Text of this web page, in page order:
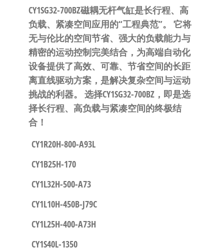
CY1SG32-700BZ磁耦无杆气缸是长行程、高
负载、紧凑空间应用的“工程典范”。
​ 它将
无与伦比的空间节省、强大的负载能力与
精密的运动控制完美结合，为高端自动化
设备提供了高效、可靠、节省空间的长距
离直线驱动方案，是解决复杂空间与运动
挑战的利器。 选择CY1SG32-700BZ，即是选
择长行程、高负载与紧凑空间的终极结
合！
CY1R20H-800-A93L
CY1B25H-170
CY1L32H-500-A73
CY1L10H-450B-J79C
CY1L25H-400-A73H
CY1S40L-1350